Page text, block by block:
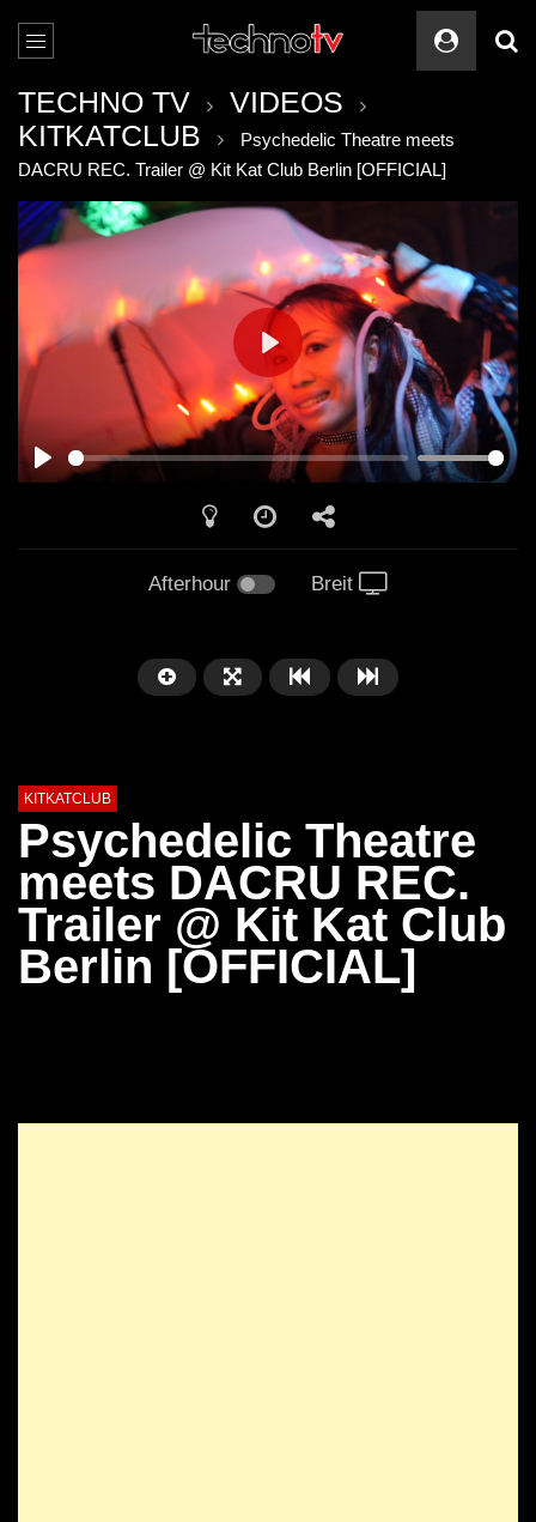
TECHNO TV
VIDEOS
KITKATCLUB
Psychedelic Theatre meets
DACRU REC. Trailer @ Kit Kat Club Berlin [OFFICIAL]
PLAY
PLAY
Afterhour Breit
KITKATCLUB
Psychedelic Theatre
meets DACRU REC.
Trailer @ Kit Kat Club
Berlin [OFFICIAL]